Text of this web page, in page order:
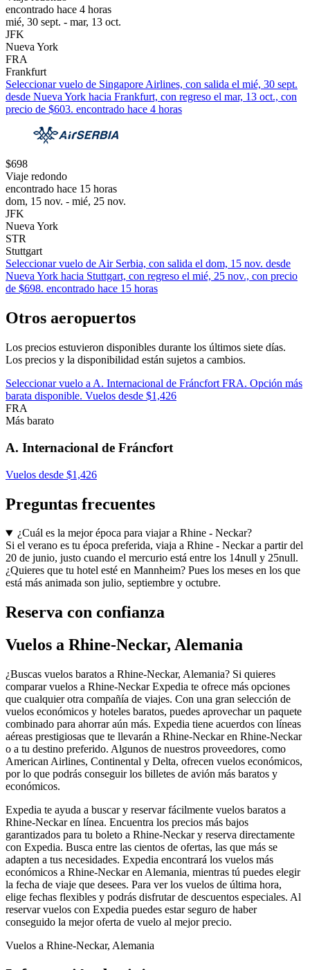
encontrado hace 4 horas
mié, 30 sept. - mar, 13 oct.
JFK
Nueva York
FRA
Frankfurt
Seleccionar vuelo de Singapore Airlines, con salida el mié, 30 sept.
desde Nueva York hacia Frankfurt, con regreso el mar, 13 oct., con
precio de $603. encontrado hace 4 horas
$698
Viaje redondo
encontrado hace 15 horas
dom, 15 nov. - mié, 25 nov.
JFK
Nueva York
STR
Stuttgart
Seleccionar vuelo de Air Serbia, con salida el dom, 15 nov. desde
Nueva York hacia Stuttgart, con regreso el mié, 25 nov., con precio
de $698. encontrado hace 15 horas
Otros aeropuertos
Los precios estuvieron disponibles durante los últimos siete días.
Los precios y la disponibilidad están sujetos a cambios.
Seleccionar vuelo a A. Internacional de Fráncfort FRA. Opción más
barata disponible. Vuelos desde $1,426
FRA
Más barato
A. Internacional de Fráncfort
Vuelos desde $1,426
Preguntas frecuentes
¿Cuál es la mejor época para viajar a Rhine - Neckar?
Si el verano es tu época preferida, viaja a Rhine - Neckar a partir del
20 de junio, justo cuando el mercurio está entre los 14null y 25null.
¿Quieres que tu hotel esté en Mannheim? Pues los meses en los que
está más animada son julio, septiembre y octubre.
Reserva con confianza
Vuelos a Rhine-Neckar, Alemania
¿Buscas vuelos baratos a Rhine-Neckar, Alemania? Si quieres
comparar vuelos a Rhine-Neckar Expedia te ofrece más opciones
que cualquier otra compañía de viajes. Con una gran selección de
vuelos económicos y hoteles baratos, puedes aprovechar un paquete
combinado para ahorrar aún más. Expedia tiene acuerdos con líneas
aéreas prestigiosas que te llevarán a Rhine-Neckar en Rhine-Neckar
o a tu destino preferido. Algunos de nuestros proveedores, como
American Airlines, Continental y Delta, ofrecen vuelos económicos,
por lo que podrás conseguir los billetes de avión más baratos y
económicos.
Expedia te ayuda a buscar y reservar fácilmente vuelos baratos a
Rhine-Neckar en línea. Encuentra los precios más bajos
garantizados para tu boleto a Rhine-Neckar y reserva directamente
con Expedia. Busca entre las cientos de ofertas, las que más se
adapten a tus necesidades. Expedia encontrará los vuelos más
económicos a Rhine-Neckar en Alemania, mientras tú puedes elegir
la fecha de viaje que desees. Para ver los vuelos de última hora,
elige fechas flexibles y podrás disfrutar de descuentos especiales. Al
reservar vuelos con Expedia puedes estar seguro de haber
conseguido la mejor oferta de vuelo al mejor precio.
Vuelos a Rhine-Neckar, Alemania